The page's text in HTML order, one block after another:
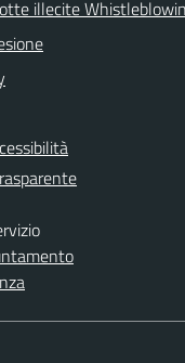
illecite